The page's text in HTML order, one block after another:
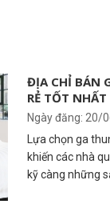
ĐỊA CHỈ BÁN
RẺ TỐT
Ngày đăng: 20/
Lựa chọn ga
khiến các nhà
kỹ càng những